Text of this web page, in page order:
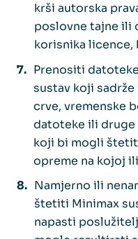
krši autorska
poslovne tajne ili
korisnika licence,
Prenositi
sustav koji
crve, vremenske
datoteke ili
koji bi mogli
opreme na kojoj
Namjerno ili
štetiti Minimax
napasti